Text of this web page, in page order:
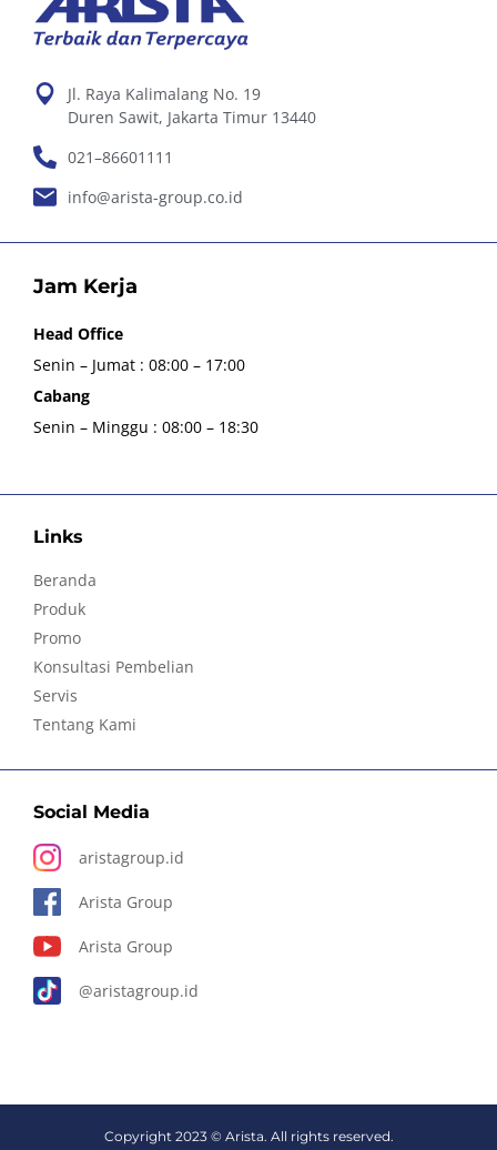
Jl. Raya Kalimalang No. 19
Duren Sawit, Jakarta Timur 13440
021–86601111
info@arista-group.co.id
Jam Kerja
Head Office
Senin – Jumat : 08:00 – 17:00
Cabang
Senin – Minggu : 08:00 – 18:30
Links
Beranda
Produk
Promo
Konsultasi Pembelian
Servis
Tentang Kami
Social Media
aristagroup.id
Arista Group
Arista Group
@aristagroup.id
Copyright 2023 © Arista. All rights reserved.